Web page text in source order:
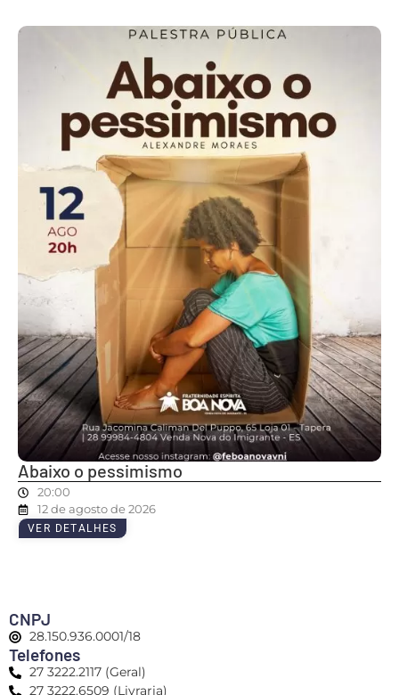
Abaixo o pessimismo
20:00
12 de agosto de 2026
VER DETALHES
CNPJ
28.150.936.0001/18
Telefones
27 3222.2117 (Geral)
27 3222.6509 (Livraria)